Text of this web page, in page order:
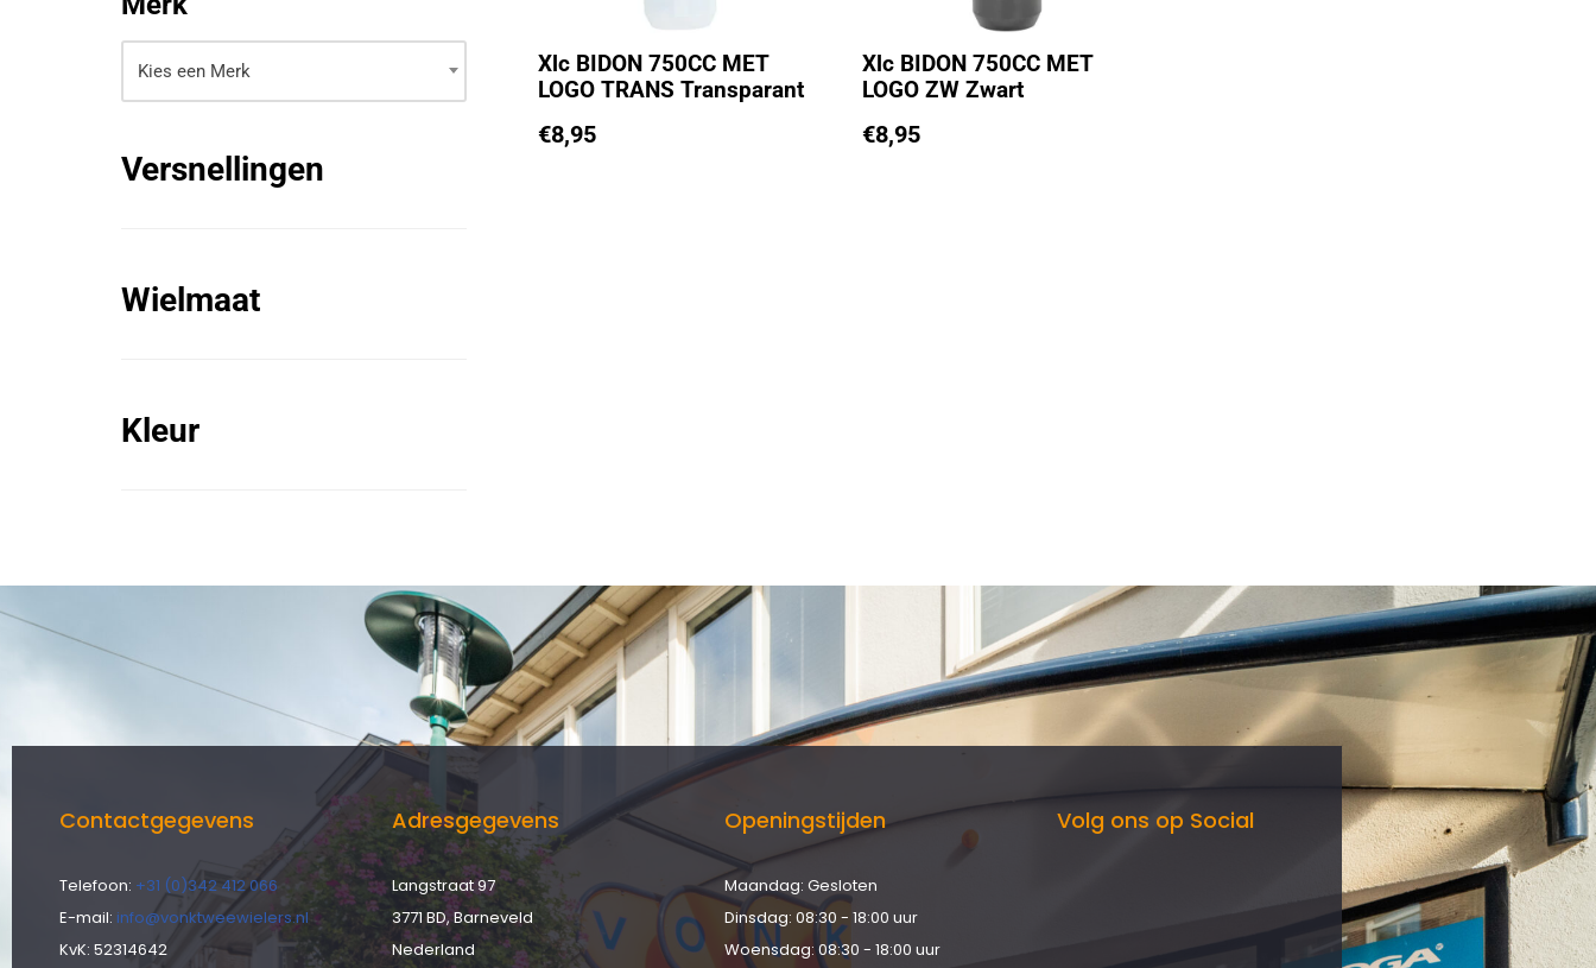
Kies een Merk
Versnellingen
Wielmaat
Kleur
Xlc BIDON 750CC MET
LOGO TRANS Transparant
€8,95
Xlc BIDON 750CC MET
LOGO ZW Zwart
€8,95
Contactgegevens
Telefoon: +31 (0)342 412 066
E-mail: info@vonktweewielers.nl
KvK: 52314642
Adresgegevens
Langstraat 97
3771 BD, Barneveld
Nederland
Openingstijden
Maandag: Gesloten
Dinsdag: 08:30 - 18:00 uur
Woensdag: 08:30 - 18:00 uur
Volg ons op Social